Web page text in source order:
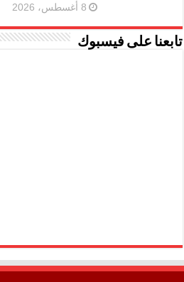
8 أغسطس، 2026
تابعنا على فيسبوك